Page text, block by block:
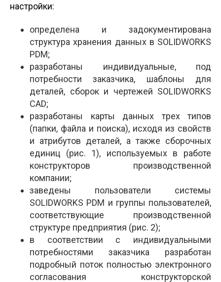
настройки:
определена и задокументирована
структура хранения данных в SOLIDWORKS
PDM;
разработаны индивидуальные, под
потребности заказчика, шаблоны для
деталей, сборок и чертежей SOLIDWORKS
CAD;
разработаны карты данных трех типов
(папки, файла и поиска), исходя из свойств
и атрибутов деталей, а также сборочных
единиц (рис. 1), используемых в работе
конструкторов производственной
компании;
заведены пользователи системы
SOLIDWORKS PDM и группы пользователей,
соответствующие производственной
структуре предприятия (рис. 2);
в соответствии с индивидуальными
потребностями заказчика разработан
подробный поток полностью электронного
согласования конструкторской